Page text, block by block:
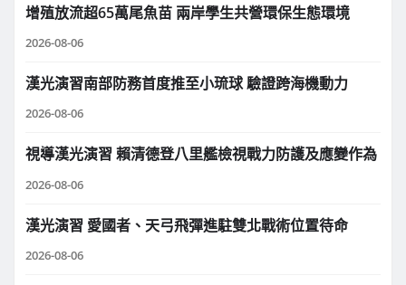
增殖放流超65萬尾魚苗 兩岸學生共營環保生態環境
2026-08-06
漢光演習南部防務首度推至小琉球 驗證跨海機動力
2026-08-06
視導漢光演習 賴清德登八里艦檢視戰力防護及應變作為
2026-08-06
漢光演習 愛國者、天弓飛彈進駐雙北戰術位置待命
2026-08-06